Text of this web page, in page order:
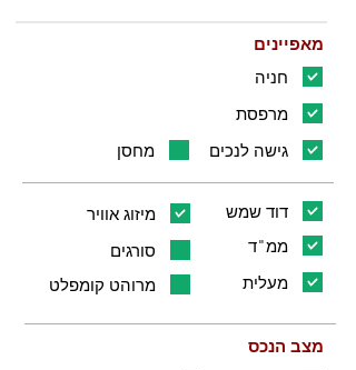
מאפיינים
חניה
מרפסת
מחסן
גישה לנכים
מיזוג אוויר
דוד שמש
סורגים
ממ"ד
מרוהט קומפלט
מעלית
מצב הנכס